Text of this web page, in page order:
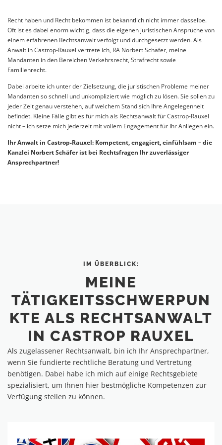
Recht haben und Recht bekommen ist bekanntlich nicht immer dasselbe.
Oft ist es dabei enorm wichtig, dass die eigenen juristischen Ansprüche von
einem erfahrenen Rechtsanwalt verfolgt und durchgesetzt werden. Als
Anwalt in Castrop-Rauxel vertrete ich, RA Norbert Schäfer, meine
Mandanten in den Bereichen Verkehrsrecht, Strafrecht sowie
Familienrecht.
Dabei arbeite ich unter der Zielsetzung, die juristischen Probleme meiner
Mandanten so schnell und unkompliziert wie möglich zu lösen. Sie sollen zu
jeder Zeit genau verstehen, auf welchem Stand sich Ihre Angelegenheit
befindet. Kleine Fälle gibt es für mich als Rechtsanwalt für Castrop-Rauxel
nicht – ich setze mich jederzeit mit vollem Engagement für Ihr Anliegen ein.
Ihr Anwalt in Castrop-Rauxel: Kompetent, engagiert, einfühlsam – die
Kanzlei Norbert Schäfer ist bei Rechtsfragen Ihr zuverlässiger
Ansprechpartner!
IM ÜBERBLICK:
MEINE
TÄTIGKEITSSCHWERPUN
KTE ALS RECHTSANWALT
IN CASTROP RAUXEL
Als zugelassener Rechtsanwalt, bin ich Ihr Ansprechpartner,
wenn Sie fundierte rechtliche Beratung und Vertretung
benötigen. Dabei habe ich mich auf einige Rechtsgebiete
spezialisiert, um Ihnen hier bestmögliche Kompetenzen zur
Verfügung stellen zu können.
V